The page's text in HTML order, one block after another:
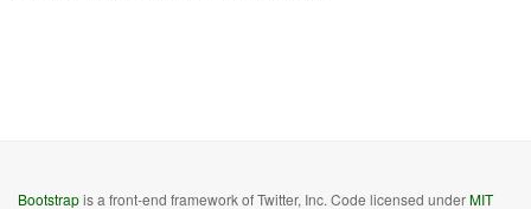
Bootstrapis a front-end framework of Twitter, Inc. Code licensed underMIT